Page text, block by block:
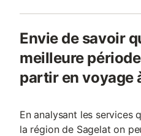
Envie de savoir
meilleure
partir en voyage
En analysant les services
la région de Sagelat on